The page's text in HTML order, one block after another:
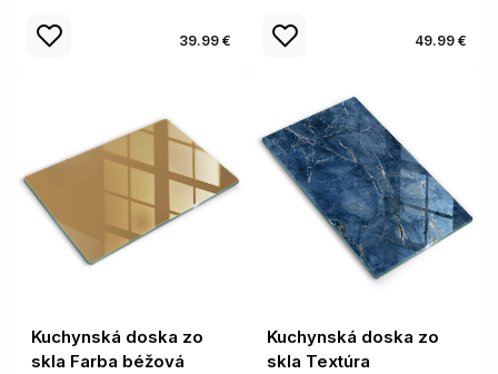
39.99 € 49.99 €
Kuchynská doska zo
skla Farba béžová
Kuchynská doska zo
skla Textúra